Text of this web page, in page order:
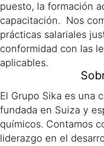
puesto, la formación
capacitación. Nos
prácticas salariales
conformidad con las
aplicables.
El Grupo Sika es una
fundada en Suiza y
químicos. Contamos
liderazgo en el